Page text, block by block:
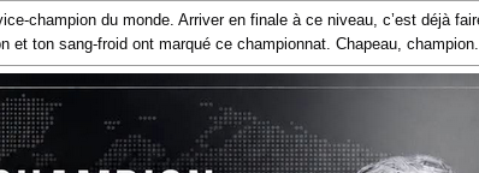
champion du monde. Arriver en finale à ce niveau, c’est déjà
et ton sang-froid ont marqué ce championnat. Chapeau, champion.